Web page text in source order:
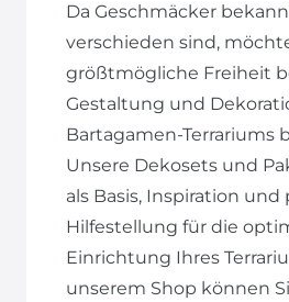
Da Geschmäcker
verschieden sind,
größtmögliche Freiheit
Gestaltung und
Bartagamen-Terrariums
Unsere Dekosets und
als Basis, Inspiration und
Hilfestellung für die
Einrichtung Ihres
unserem Shop können